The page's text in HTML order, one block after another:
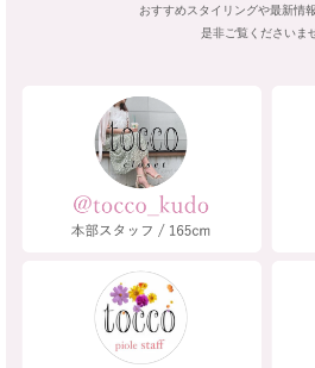
おすすめスタイリングや最新情
是非ご覧くださいま